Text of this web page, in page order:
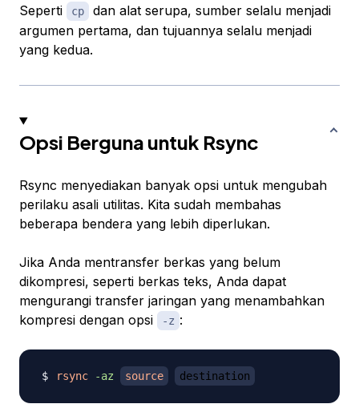
Seperti cp
dan alat serupa, sumber selalu menjadi
argumen pertama, dan tujuannya selalu menjadi
yang kedua.
Opsi Berguna untuk Rsync
Rsync menyediakan banyak opsi untuk mengubah
perilaku asali utilitas. Kita sudah membahas
beberapa bendera yang lebih diperlukan.
Jika Anda mentransfer berkas yang belum
dikompresi, seperti berkas teks, Anda dapat
mengurangi transfer jaringan yang menambahkan
kompresi dengan opsi
-z :
rsync -az source destination